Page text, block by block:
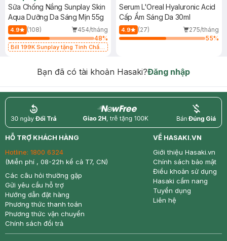
Sữa Chống Nắng Sunplay Skin
Aqua Dưỡng Da Sáng Mịn 55g
4.9 (108)
454/tháng
48%
Bill 199K Sunplay tặng Tinh Chất
Serum L'Oreal Hyaluronic Acid
Cấp Ẩm Sáng Da 30ml
4.9 (27)
275/tháng
55%
Bạn đã có tài khoản Hasaki?Đăng nhập
return nowfree price
HỖ TRỢ KHÁCH HÀNG
Hotline: 1800 6324
(Miễn phí , 08-22h kể cả T7, CN)
Các câu hỏi thường gặp
Gửi yêu cầu hỗ trợ
Hướng dẫn đặt hàng
Phương thức thanh toán
Phương thức vận chuyển
Chính sách đổi trả
VỀ HASAKI.VN
Giới thiệu Hasaki.vn
Chính sách bảo mật
Điều khoản sử dụng
Hasaki cẩm nang
Tuyển dụng
Liên hệ